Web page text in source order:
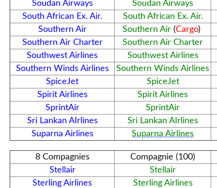
Soudan Airways
Soudan Airways
South African Ex. Air.
South African Ex. Air.
Southern Air
Southern Air (Cargo)
Southern Air Charter
Southern Air Charter
Southwest Airlines
Southwest Airlines
Southern Winds Airlines
Southern Winds Airlines
SpiceJet
SpiceJet
Spirit Airlines
Spirit Airlines
SprintAir
SprintAir
Sri Lankan AIrlines
Sri Lankan AIrlines
Suparna Airlines
Suparna Airlines
8 Compagnies
Compagnie (100)
Stellair
Stellair
Sterling Airlines
Sterling Airlines